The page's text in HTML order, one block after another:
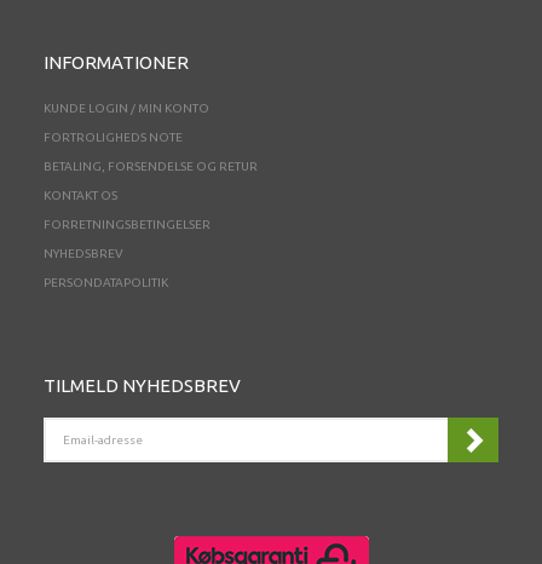
INFORMATIONER
KUNDE LOGIN / MIN KONTO
FORTROLIGHEDS NOTE
BETALING, FORSENDELSE OG RETUR
KONTAKT OS
FORRETNINGSBETINGELSER
NYHEDSBREV
PERSONDATAPOLITIK
TILMELD NYHEDSBREV
ADRESSE